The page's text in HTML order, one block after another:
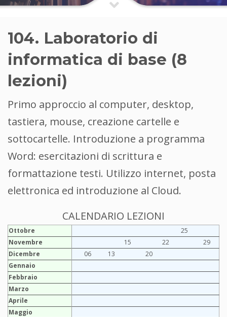
104. Laboratorio di
informatica di base (8
lezioni)
Primo approccio al computer, desktop,
tastiera, mouse, creazione cartelle e
sottocartelle. Introduzione a programma
Word: esercitazioni di scrittura e
formattazione testi. Utilizzo internet, posta
elettronica ed introduzione al Cloud.
CALENDARIO LEZIONI
Ottobre
25
Novembre
15 22
29
Dicembre
06 13
20
Gennaio
Febbraio
Marzo
Aprile
Maggio